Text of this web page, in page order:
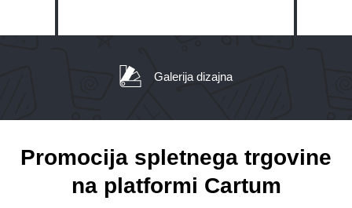
Galerija dizajna
Promocija spletnega trgovine
na platformi Cartum